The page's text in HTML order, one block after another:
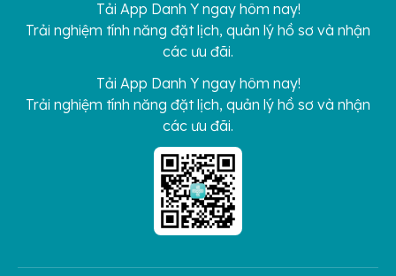
Tải App Danh Y ngay hôm nay!
Trải nghiệm tính năng đặt lịch, quản lý hồ sơ và nhận
các ưu đãi.
Tải App Danh Y ngay hôm nay!
Trải nghiệm tính năng đặt lịch, quản lý hồ sơ và nhận
các ưu đãi.